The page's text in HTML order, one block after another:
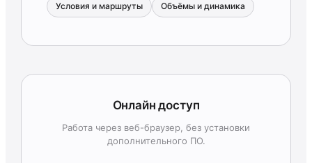
Условия и маршруты Объёмы и динамика
Онлайн доступ
Работа через веб-браузер, без установки
дополнительного ПО.